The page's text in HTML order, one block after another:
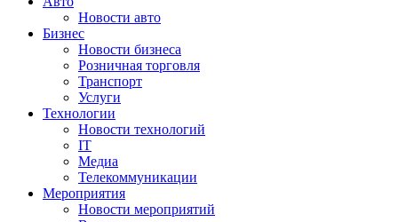
Новости авто
Бизнес
Новости бизнеса
Розничная торговля
Транспорт
Услуги
Технологии
Новости технологий
IT
Медиа
Телекоммуникации
Мероприятия
Новости мероприятий